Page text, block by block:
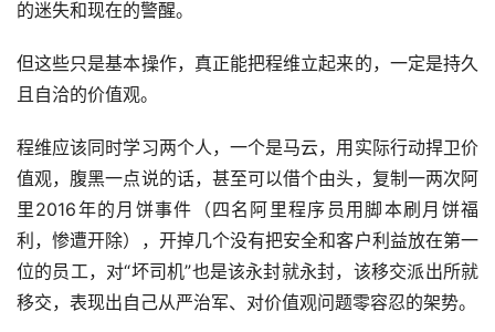
的迷失和现在的警醒。
但这些只是基本操作，真正能把程维立起来的，一定是持久
且自洽的价值观。
程维应该同时学习两个人，一个是马云，用实际行动捍卫价
值观，腹黑一点说的话，甚至可以借个由头，复制一两次阿
里2016年的月饼事件（四名阿里程序员用脚本刷月饼福
利，惨遭开除），开掉几个没有把安全和客户利益放在第一
位的员工，对“坏司机”也是该永封就永封，该移交派出所就
移交，表现出自己从严治军、对价值观问题零容忍的架势。